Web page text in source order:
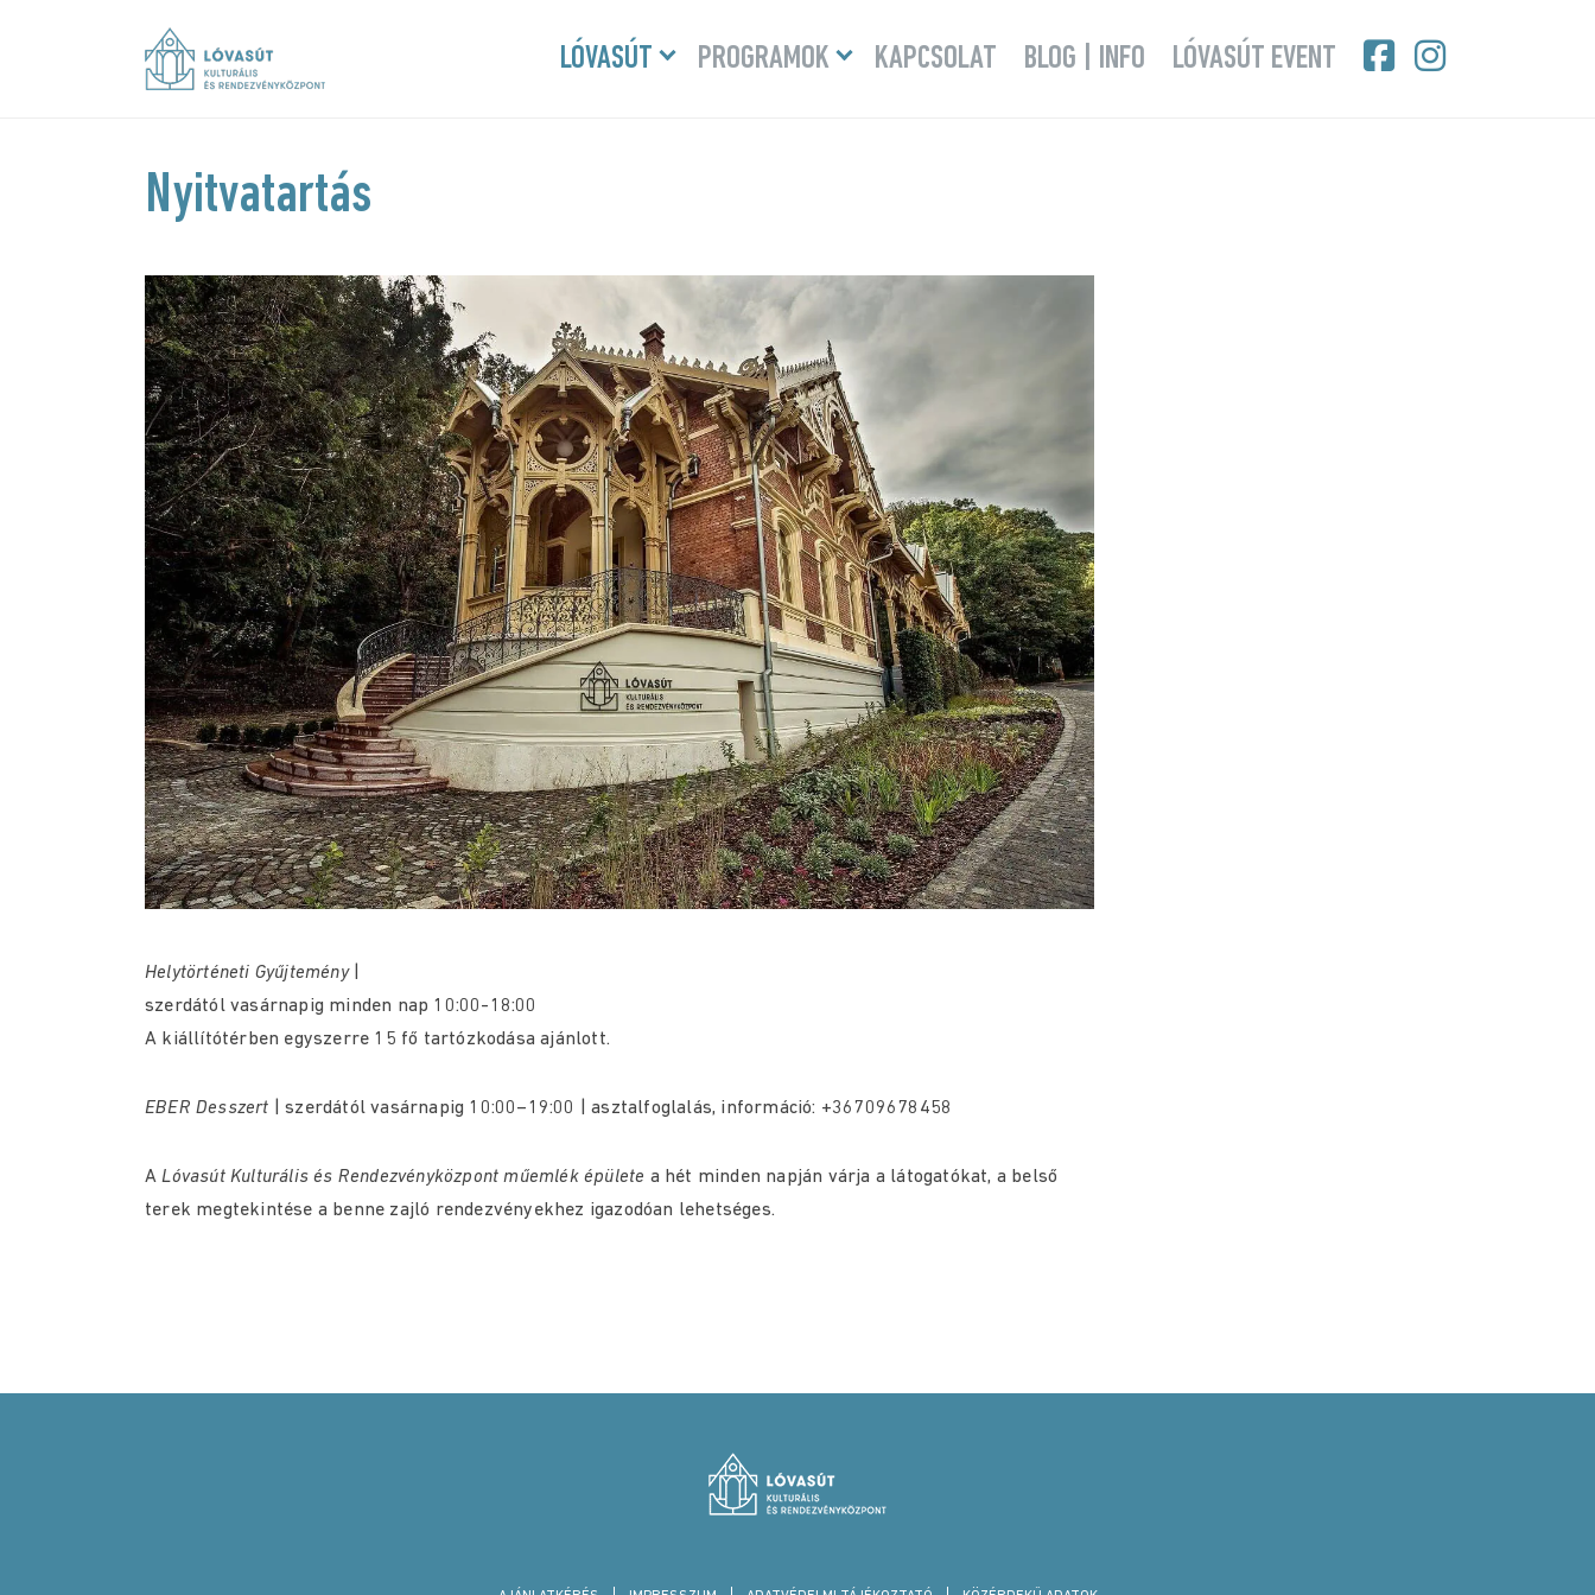
LÓVASÚT
Menü
lenyitásaPROGRAMOK
Menü
lenyitásaKAPCSOLAT BLOG | INFO LÓVASÚT EVENT
Nyitvatartás
Helytörténeti Gyűjtemény|
szerdától vasárnapig minden nap 10:00-18:00
A kiállítótérben egyszerre 15 fő tartózkodása ajánlott.
EBER Desszert | szerdától vasárnapig 10:00–19:00 | asztalfoglalás, információ: +36709678458
ALóvasút Kulturális és Rendezvényközpont műemlék épülete a hét minden napján várja a látogatókat, a belső
terek megtekintése a benne zajló rendezvényekhez igazodóan lehetséges.